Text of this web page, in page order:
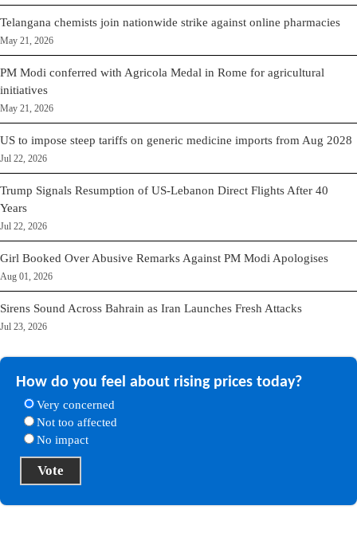
Telangana chemists join nationwide strike against online pharmacies
May 21, 2026
PM Modi conferred with Agricola Medal in Rome for agricultural
initiatives
May 21, 2026
US to impose steep tariffs on generic medicine imports from Aug 2028
Jul 22, 2026
Trump Signals Resumption of US-Lebanon Direct Flights After 40
Years
Jul 22, 2026
Girl Booked Over Abusive Remarks Against PM Modi Apologises
Aug 01, 2026
Sirens Sound Across Bahrain as Iran Launches Fresh Attacks
Jul 23, 2026
How do you feel about rising prices today?
Very concerned
Not too affected
No impact